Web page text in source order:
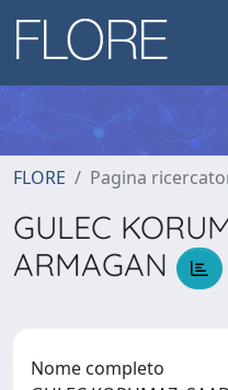
FLORE Pagina
GULEC
ARMAGAN
Nome completo